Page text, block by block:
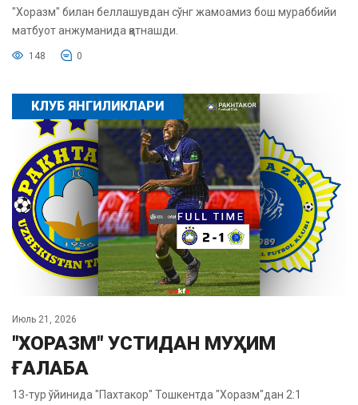
"Хоразм" билан беллашувдан сўнг жамоамиз бош мураббийи
матбуот анжуманида қатнашди.
148 0
КЛУБ ЯНГИЛИКЛАРИ
Июль 21, 2026
"ХОРАЗМ" УСТИДАН МУҲИМ
ҒАЛАБА
13-тур ўйинида "Пахтакор" Тошкентда "Хоразм"дан 2:1